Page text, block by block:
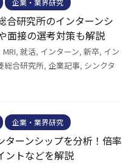
企業・業界研究
合研究所のインターンシ
面接の選考対策も解説
MRI, 就活, インターン, 新卒, イン
総合研究所, 企業記事, シンクタ
企業・業界研究
ターンシップを分析！倍率
ントなどを解説